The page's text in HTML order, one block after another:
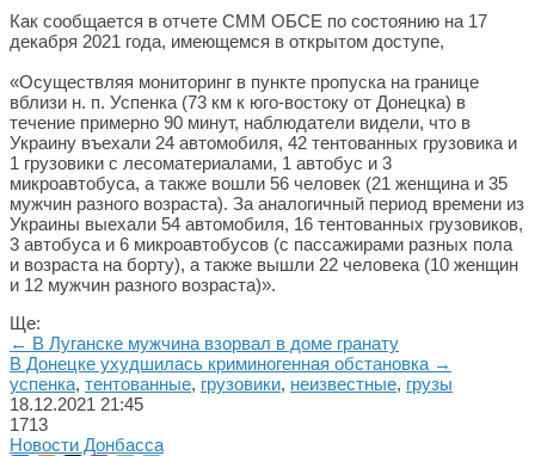
Как сообщается в отчете СММ ОБСЕ по состоянию на 17
декабря 2021 года, имеющемся в открытом доступе,
«Осуществляя мониторинг в пункте пропуска на границе
вблизи н. п. Успенка (73 км к юго-востоку от Донецка) в
течение примерно 90 минут, наблюдатели видели, что в
Украину въехали 24 автомобиля, 42 тентованных грузовика и
1 грузовики с лесоматериалами, 1 автобус и 3
микроавтобуса, а также вошли 56 человек (21 женщина и 35
мужчин разного возраста). За аналогичный период времени из
Украины выехали 54 автомобиля, 16 тентованных грузовиков,
3 автобуса и 6 микроавтобусов (с пассажирами разных пола
и возраста на борту), а также вышли 22 человека (10 женщин
и 12 мужчин разного возраста)».
Ще:
← В Луганске мужчина взорвал в доме гранату
В Донецке ухудшилась криминогенная обстановка →
успенка, тентованные, грузовики, неизвестные, грузы
18.12.2021 21:45
1713
Новости Донбасса